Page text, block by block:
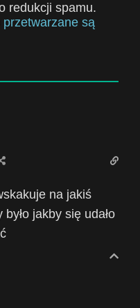
redukcji spamu.
są
na jakiś
było jakby się udało